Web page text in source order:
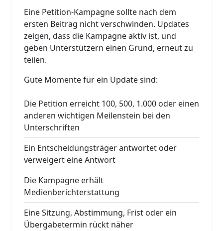
Eine Petition-Kampagne sollte nach dem
ersten Beitrag nicht verschwinden. Updates
zeigen, dass die Kampagne aktiv ist, und
geben Unterstützern einen Grund, erneut zu
teilen.
Gute Momente für ein Update sind:
Die Petition erreicht 100, 500, 1.000 oder einen
anderen wichtigen Meilenstein bei den
Unterschriften
Ein Entscheidungsträger antwortet oder
verweigert eine Antwort
Die Kampagne erhält
Medienberichterstattung
Eine Sitzung, Abstimmung, Frist oder ein
Übergabetermin rückt näher